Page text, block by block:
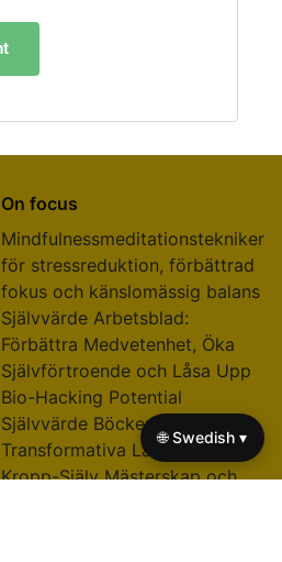
On focus
Mindfulnessmeditationstekniker
för stressreduktion, förbättrad
fokus och känslomässig balans
Självvärde Arbetsblad:
Förbättra Medvetenhet, Öka
Självförtroende och Låsa Upp
Bio-Hacking Potential
Självvärde Böcker:
Transformativa Läsningar för
Kropp-Själv Mästerskap och
🌐 Swedish ▾